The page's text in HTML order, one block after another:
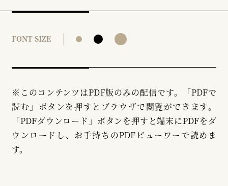
FONT SIZE
※このコンテンツはPDF版のみの配信です。「PDFで
読む」ボタンを押すとブラウザで閲覧ができます。
「PDFダウンロード」ボタンを押すと端末にPDFをダ
ウンロードし、お手持ちのPDFビューワーで読めま
す。